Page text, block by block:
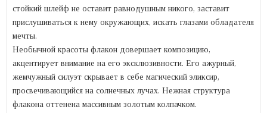
стойкий шлейф не оставит равнодушным никого, заставит
прислушиваться к нему окружающих, искать глазами обладателя
мечты.
Необычной красоты флакон довершает композицию,
акцентирует внимание на его эксклюзивности. Его ажурный,
жемчужный силуэт скрывает в себе магический эликсир,
просвечивающийся на солнечных лучах. Нежная структура
флакона оттенена массивным золотым колпачком.